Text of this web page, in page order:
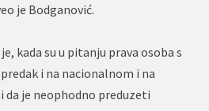
je Bodganović.
kada su u pitanju prava osoba s
i na nacionalnom i na
je neophodno preduzeti